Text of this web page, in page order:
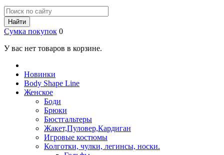
Найти
Сумка покупок 0
У вас нет товаров в корзине.
Новинки
Body Shape Line
Женское
Боди
Брюки
Бюстгальтеры
Жакет,Пуловер,Кардиган
Игровые костюмы
Колготки, чулки, легинсы, носки.